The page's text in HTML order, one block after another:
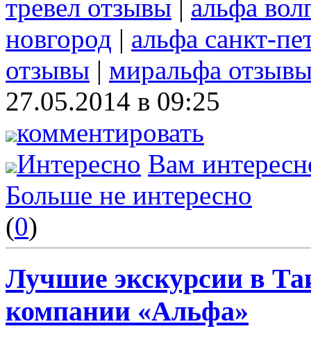
тревел отзывы | альфа
новгород | альфа санкт-
отзывы | миральфа
27.05.2014 в 09:25
комментировать
Интересно Вам
Больше не интересно
(0)
Лучшие экскурсии в
компании «Альфа»